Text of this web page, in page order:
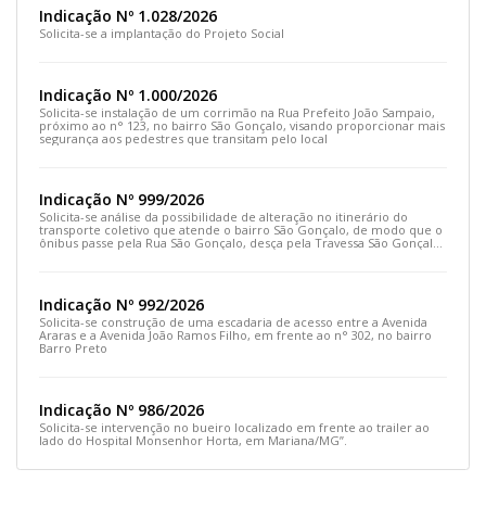
Indicação Nº 1.028/2026
Solicita-se a implantação do Projeto Social
Indicação Nº 1.000/2026
Solicita-se instalação de um corrimão na Rua Prefeito João Sampaio,
próximo ao n° 123, no bairro São Gonçalo, visando proporcionar mais
segurança aos pedestres que transitam pelo local
Indicação Nº 999/2026
Solicita-se análise da possibilidade de alteração no itinerário do
transporte coletivo que atende o bairro São Gonçalo, de modo que o
ônibus passe pela Rua São Gonçalo, desça pela Travessa São Gonçalo
Indicação Nº 992/2026
Solicita-se construção de uma escadaria de acesso entre a Avenida
Araras e a Avenida João Ramos Filho, em frente ao n° 302, no bairro
Barro Preto
Indicação Nº 986/2026
Solicita-se intervenção no bueiro localizado em frente ao trailer ao
lado do Hospital Monsenhor Horta, em Mariana/MG”.